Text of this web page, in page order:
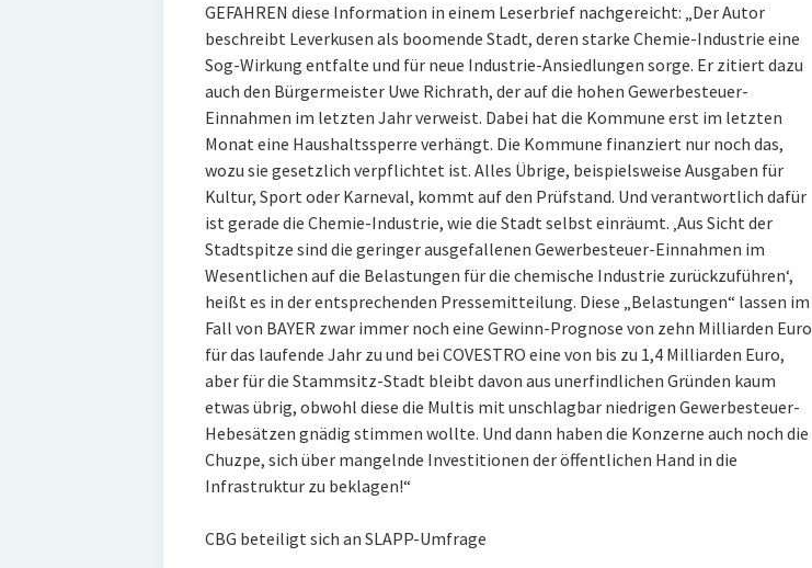
GEFAHREN diese Information in einem Leserbrief nachgereicht: „Der Autor
beschreibt Leverkusen als boomende Stadt, deren starke Chemie-Industrie eine
Sog-Wirkung entfalte und für neue Industrie-Ansiedlungen sorge. Er zitiert dazu
auch den Bürgermeister Uwe Richrath, der auf die hohen Gewerbesteuer-
Einnahmen im letzten Jahr verweist. Dabei hat die Kommune erst im letzten
Monat eine Haushaltssperre verhängt. Die Kommune finanziert nur noch das,
wozu sie gesetzlich verpflichtet ist. Alles Übrige, beispielsweise Ausgaben für
Kultur, Sport oder Karneval, kommt auf den Prüfstand. Und verantwortlich dafür
ist gerade die Chemie-Industrie, wie die Stadt selbst einräumt. ‚Aus Sicht der
Stadtspitze sind die geringer ausgefallenen Gewerbesteuer-Einnahmen im
Wesentlichen auf die Belastungen für die chemische Industrie zurückzuführen‘,
heißt es in der entsprechenden Pressemitteilung. Diese „Belastungen“ lassen im
Fall von BAYER zwar immer noch eine Gewinn-Prognose von zehn Milliarden Euro
für das laufende Jahr zu und bei COVESTRO eine von bis zu 1,4 Milliarden Euro,
aber für die Stammsitz-Stadt bleibt davon aus unerfindlichen Gründen kaum
etwas übrig, obwohl diese die Multis mit unschlagbar niedrigen Gewerbesteuer-
Hebesätzen gnädig stimmen wollte. Und dann haben die Konzerne auch noch die
Chuzpe, sich über mangelnde Investitionen der öffentlichen Hand in die
Infrastruktur zu beklagen!“
CBG beteiligt sich an SLAPP-Umfrage